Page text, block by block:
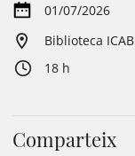
01/07/2026
Biblioteca ICAB
18 h
Comparteix